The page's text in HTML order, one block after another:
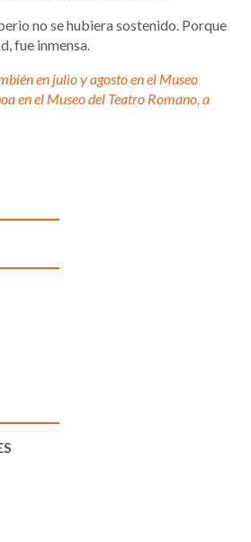
no se hubiera sostenido. Porque
fue inmensa.
en julio y agosto en el Museo
en el Museo del Teatro Romano, a